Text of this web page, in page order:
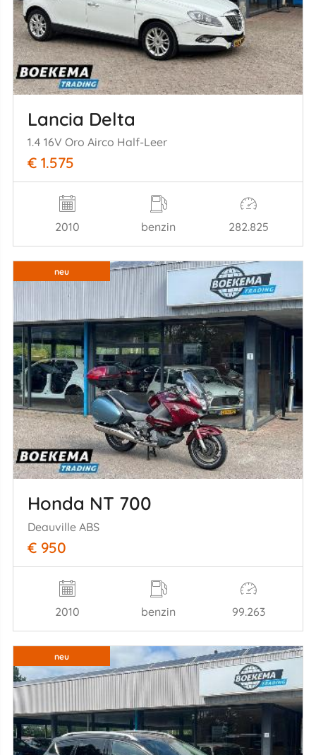
Lancia Delta
1.4 16V Oro Airco Half-Leer
€ 1.575
2010 benzin 282.825
neu
Honda NT 700
Deauville ABS
€ 950
2010 benzin 99.263
neu